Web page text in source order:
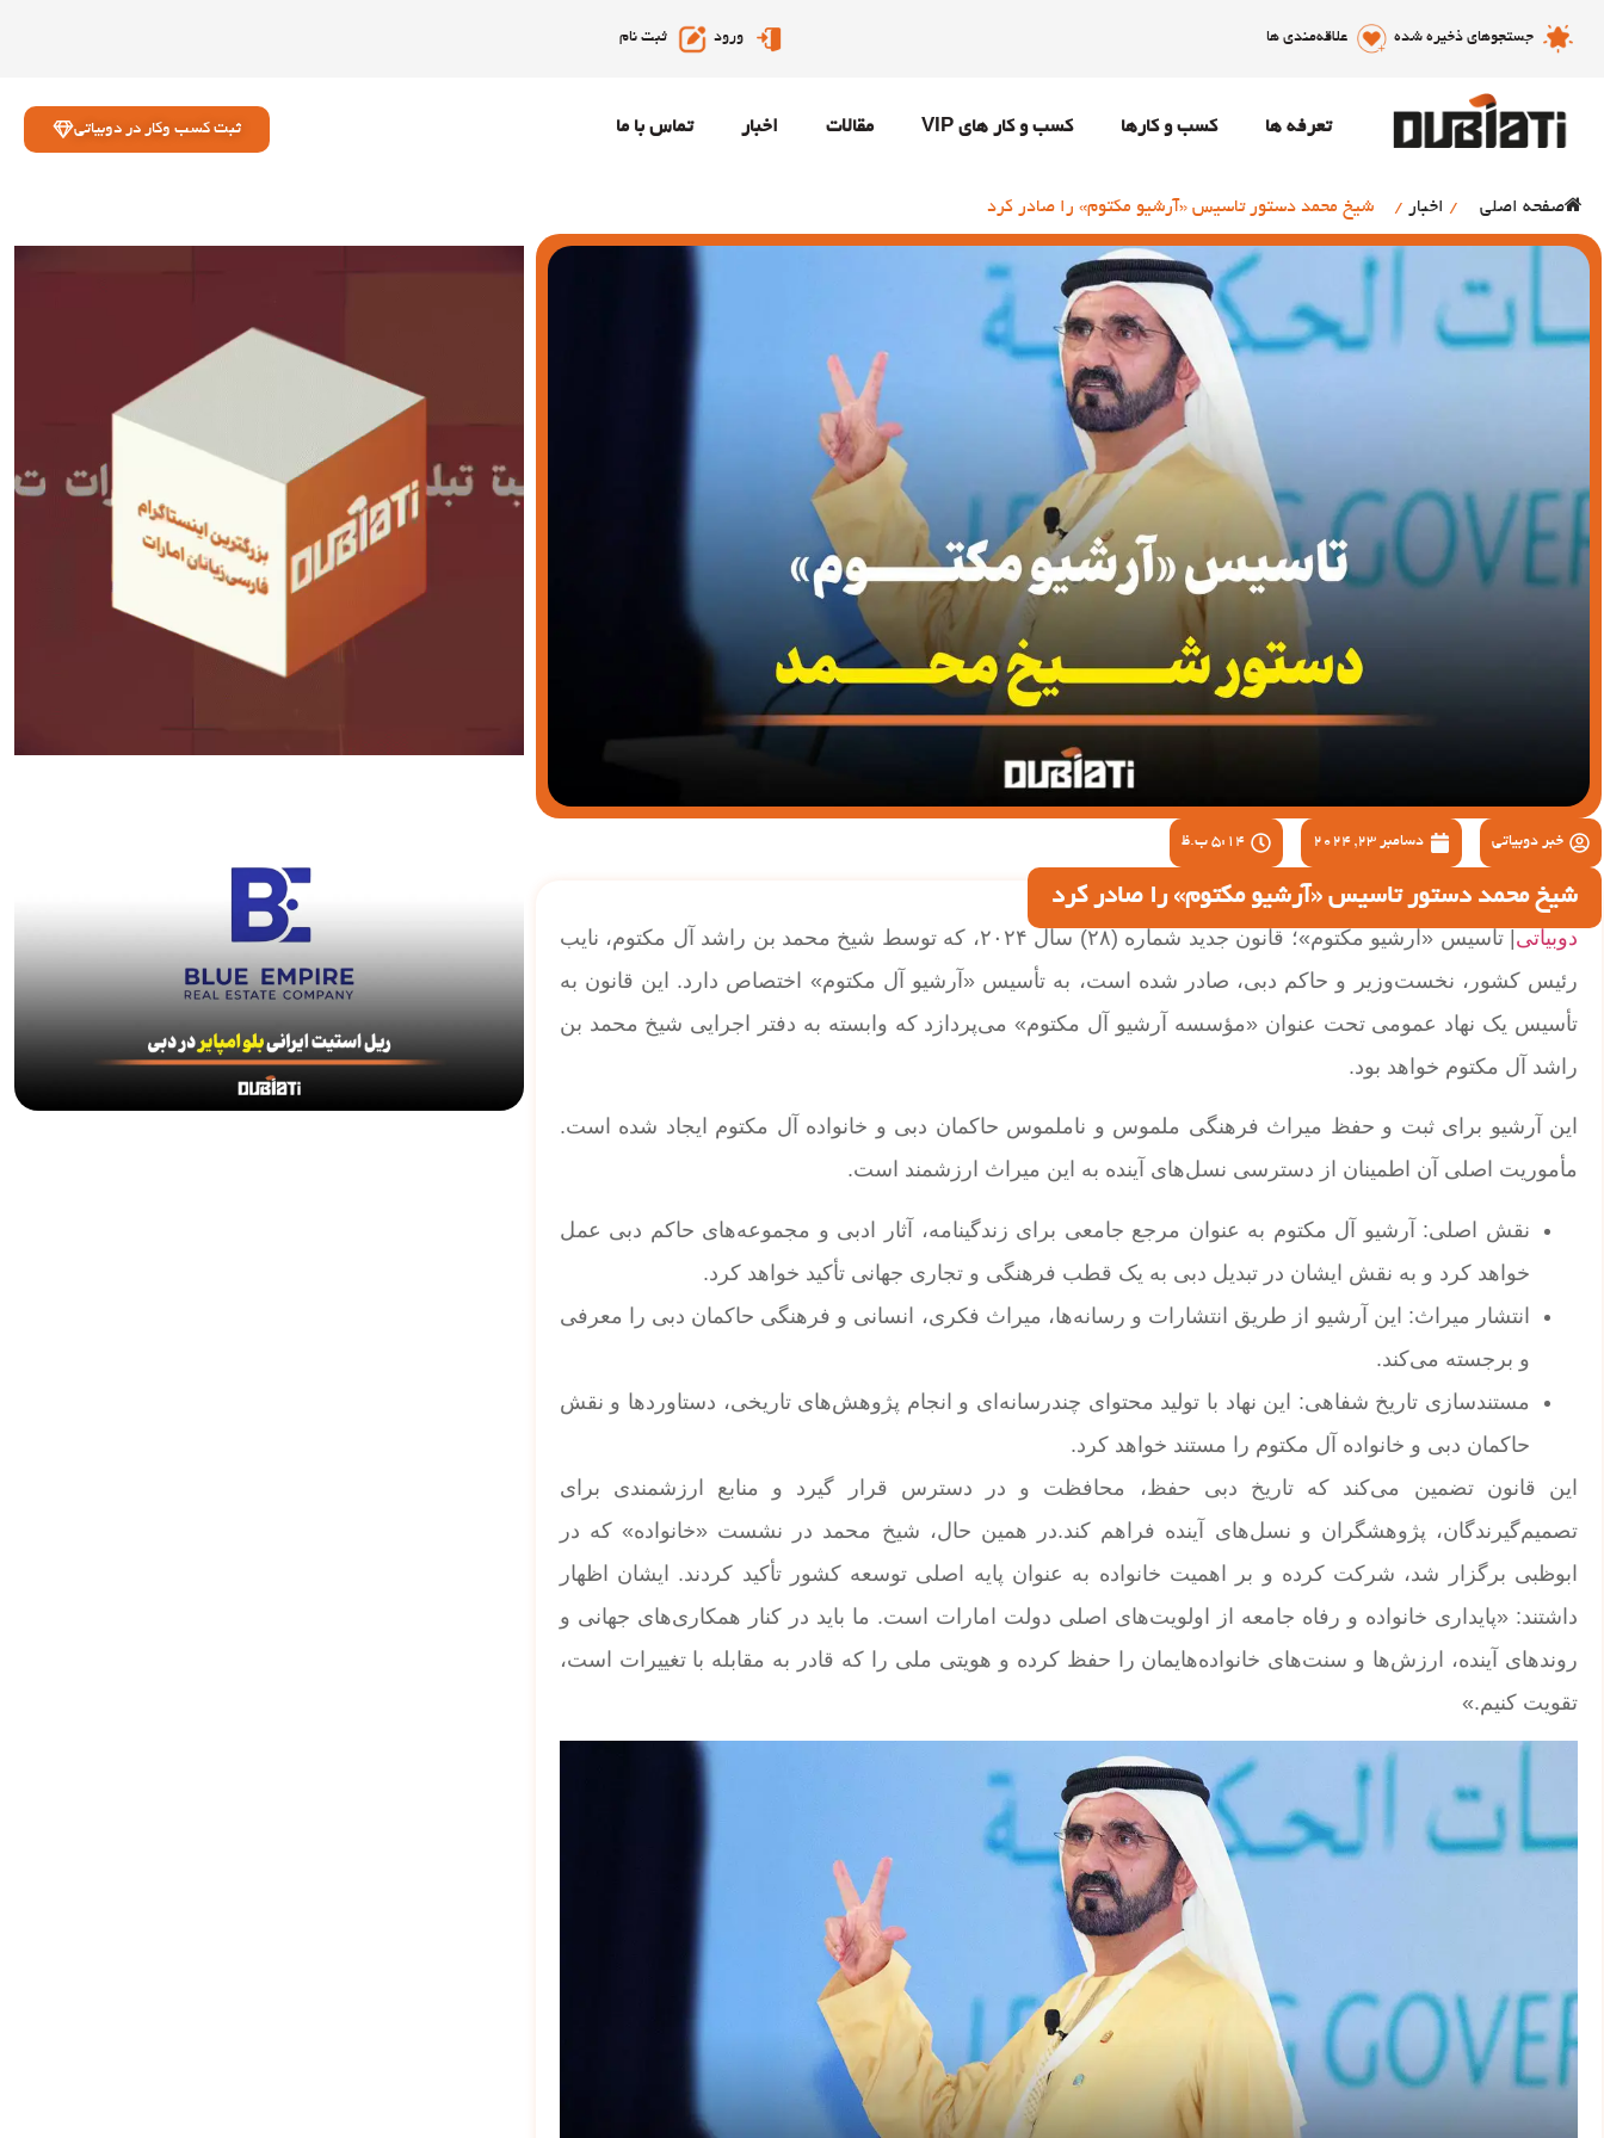
جستجوهای ذخیره شده علاقه‌مندی ها ورود ثبت نام
تعرفه ها کسب و کارها کسب و کار های VIP مقالات اخبار تماس با ما ثبت کسب وکار در دوبیاتی
صفحه اصلی / اخبار / شیخ محمد دستور تاسیس «آرشیو مکتوم» را صادر کرد
خبر دوبیاتی دسامبر 23, 2024 5:14 ب.ظ
شیخ محمد دستور تاسیس «آرشیو مکتوم» را صادر کرد
دوبیاتی
| تاسیس «آرشیو مکتوم»؛ قانون جدید شماره (۲۸) سال ۲۰۲۴، که توسط شیخ محمد بن راشد آل مکتوم، نایب
رئیس کشور، نخست‌وزیر و حاکم دبی، صادر شده است، به تأسیس «آرشیو آل مکتوم» اختصاص دارد. این قانون به
تأسیس یک نهاد عمومی تحت عنوان «مؤسسه آرشیو آل مکتوم» می‌پردازد که وابسته به دفتر اجرایی شیخ محمد بن
راشد آل مکتوم خواهد بود.
این آرشیو برای ثبت و حفظ میراث فرهنگی ملموس و ناملموس حاکمان دبی و خانواده آل مکتوم ایجاد شده است.
مأموریت اصلی آن اطمینان از دسترسی نسل‌های آینده به این میراث ارزشمند است.
نقش اصلی: آرشیو آل مکتوم به عنوان مرجع جامعی برای زندگینامه، آثار ادبی و مجموعه‌های حاکم دبی عمل
خواهد کرد و به نقش ایشان در تبدیل دبی به یک قطب فرهنگی و تجاری جهانی تأکید خواهد کرد.
انتشار میراث: این آرشیو از طریق انتشارات و رسانه‌ها، میراث فکری، انسانی و فرهنگی حاکمان دبی را معرفی
و برجسته می‌کند.
مستندسازی تاریخ شفاهی: این نهاد با تولید محتوای چندرسانه‌ای و انجام پژوهش‌های تاریخی، دستاوردها و نقش
حاکمان دبی و خانواده آل مکتوم را مستند خواهد کرد.
این قانون تضمین می‌کند که تاریخ دبی حفظ، محافظت و در دسترس قرار گیرد و منابع ارزشمندی برای
تصمیم‌گیرندگان، پژوهشگران و نسل‌های آینده فراهم کند.در همین حال، شیخ محمد در نشست «خانواده» که در
ابوظبی برگزار شد، شرکت کرده و بر اهمیت خانواده به عنوان پایه اصلی توسعه کشور تأکید کردند. ایشان اظهار
داشتند: «پایداری خانواده و رفاه جامعه از اولویت‌های اصلی دولت امارات است. ما باید در کنار همکاری‌های جهانی و
روندهای آینده، ارزش‌ها و سنت‌های خانواده‌هایمان را حفظ کرده و هویتی ملی را که قادر به مقابله با تغییرات است،
تقویت کنیم.»